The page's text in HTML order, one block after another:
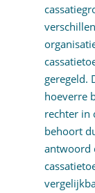
geregeld.
hoeverre
rechter in
behoort
antwoord